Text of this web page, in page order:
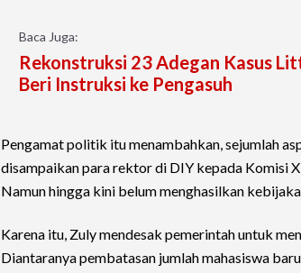
Baca Juga:
Rekonstruksi 23 Adegan Kasus
Beri Instruksi ke Pengasuh
Pengamat politik itu menambahkan, sejumlah
disampaikan para rektor di DIY kepada Komisi
Namun hingga kini belum menghasilkan
Karena itu, Zuly mendesak pemerintah untuk
Diantaranya pembatasan jumlah mahasiswa